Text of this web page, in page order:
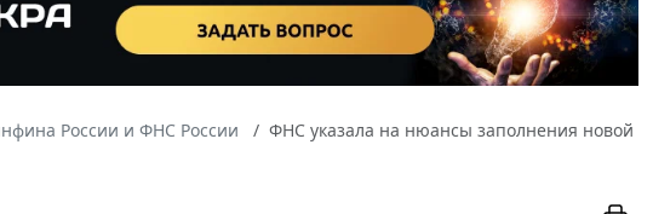
России и ФНС России
ФНС указала на нюансы заполнения новой